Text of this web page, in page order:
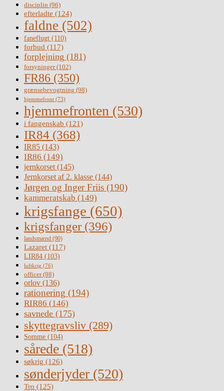
disciplin (96)
efterladte (124)
faldne (502)
faneflugt (110)
forbud (117)
forplejning (181)
forsyninger(102)
FR86 (350)
grænsebevogtning (98)
hjemmefront (73)
hjemmefronten (530)
i fangenskab (121)
IR84 (368)
IR85 (143)
IR86 (149)
jernkorset(145)
Jernkorset af 2. klasse (144)
Jørgen og Inger Friis (190)
kammeratskab (149)
krigsfange (650)
krigsfanger (396)
landsmænd (90)
Lazaret (117)
LIR84 (103)
luftkrig (76)
officer(98)
orlov (136)
rationering (194)
RIR86 (146)
savnede (175)
skyttegravsliv (289)
Somme (104)
sårede (518)
søkrig (126)
sønderjyder (520)
Tro (125)